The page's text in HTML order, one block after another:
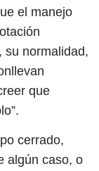
el manejo
su normalidad,
que
cerrado,
algún caso, o